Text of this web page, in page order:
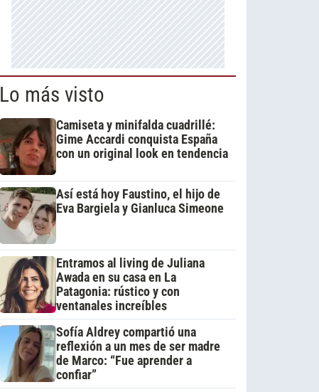
Lo más visto
Camiseta y minifalda cuadrillé:
Gime Accardi conquista España
con un original look en tendencia
Así está hoy Faustino, el hijo de
Eva Bargiela y Gianluca Simeone
Entramos al living de Juliana
Awada en su casa en La
Patagonia: rústico y con
ventanales increíbles
Sofía Aldrey compartió una
reflexión a un mes de ser madre
de Marco: “Fue aprender a
confiar”